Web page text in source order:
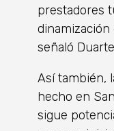
prestadores
dinamización
señaló
Así también,
hecho en
sigue